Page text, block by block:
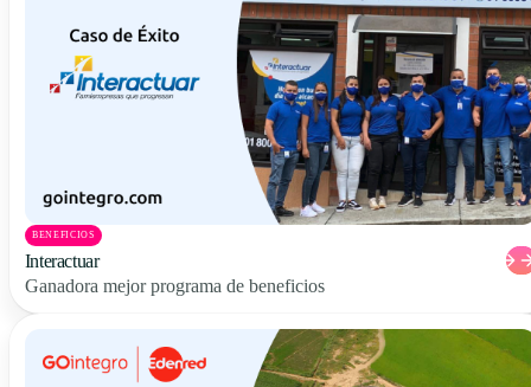
BENEFICIOS
Interactuar
Ganadora mejor programa de beneficios